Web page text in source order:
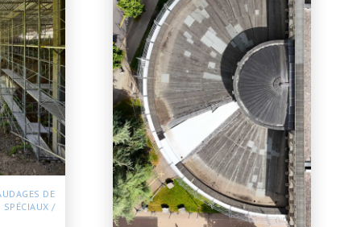
DE
SPÉCIAUX /